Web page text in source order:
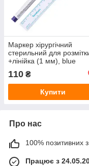
Маркер хірургічний
стерильний для
+лінійка (1 мм), blue
110 ₴
Купити
Про нас
100% позитивних з
Працює з